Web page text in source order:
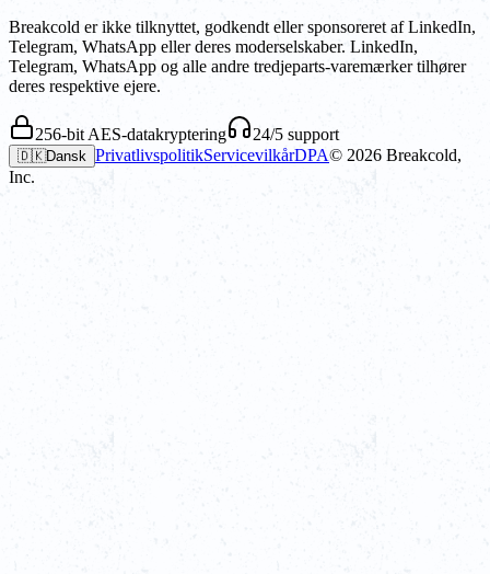
Breakcold er ikke tilknyttet, godkendt eller sponsoreret af LinkedIn,
Telegram, WhatsApp eller deres moderselskaber. LinkedIn,
Telegram, WhatsApp og alle andre tredjeparts-varemærker tilhører
deres respektive ejere.
256-bit AES-datakryptering 24/5 support
🇩🇰Dansk PrivatlivspolitikServicevilkårDPA© 2026 Breakcold,
Inc.